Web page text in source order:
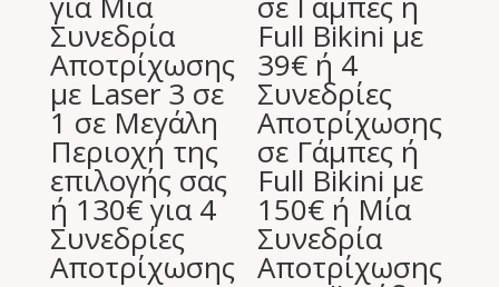
Συνεδρία
Αποτρίχωσης
με Laser 3 σε
1 σε Μεγάλη
Περιοχή της
επιλογής σας
ή 130€ για 4
Συνεδρίες
Αποτρίχωσης
Full Bikini με
39€ ή 4
Συνεδρίες
Αποτρίχωσης
σε Γάμπες ή
Full Bikini με
150€ ή Μία
Συνεδρία
Αποτρίχωσης